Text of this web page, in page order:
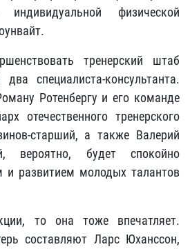
физической
тренерский штаб
специалиста-консультанта.
Ротенбергу и его команде
отечественного тренерского
старший, а также Валерий
вероятно, будет спокойно
и развитием молодых талантов
то она тоже впечатляет.
составляют Ларс Юханссон,